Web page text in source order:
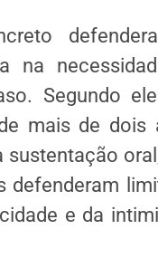
na
Segundo
mais de dois
defenderam
e da